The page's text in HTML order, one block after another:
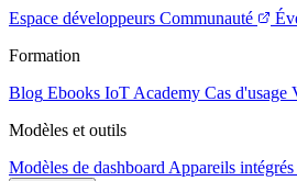
Espace développeurs Communauté
Formation
Blog Ebooks IoT Academy Cas d'usage
Modèles et outils
Modèles de dashboard Appareils intégrés